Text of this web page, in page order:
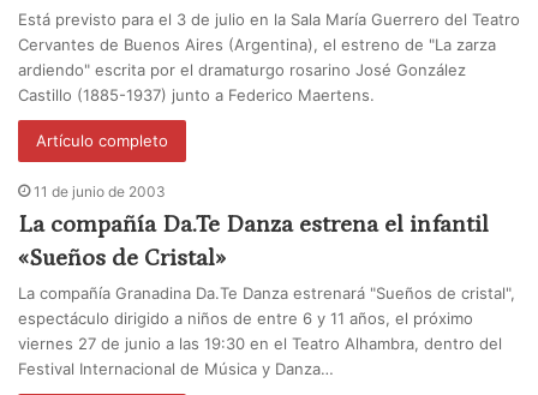
Está previsto para el 3 de julio en la Sala María Guerrero del Teatro
Cervantes de Buenos Aires (Argentina), el estreno de "La zarza
ardiendo" escrita por el dramaturgo rosarino José González
Castillo (1885-1937) junto a Federico Maertens.
Artículo completo
11 de junio de 2003
La compañía Da.Te Danza estrena el infantil
«Sueños de Cristal»
La compañía Granadina Da.Te Danza estrenará "Sueños de cristal",
espectáculo dirigido a niños de entre 6 y 11 años, el próximo
viernes 27 de junio a las 19:30 en el Teatro Alhambra, dentro del
Festival Internacional de Música y Danza…